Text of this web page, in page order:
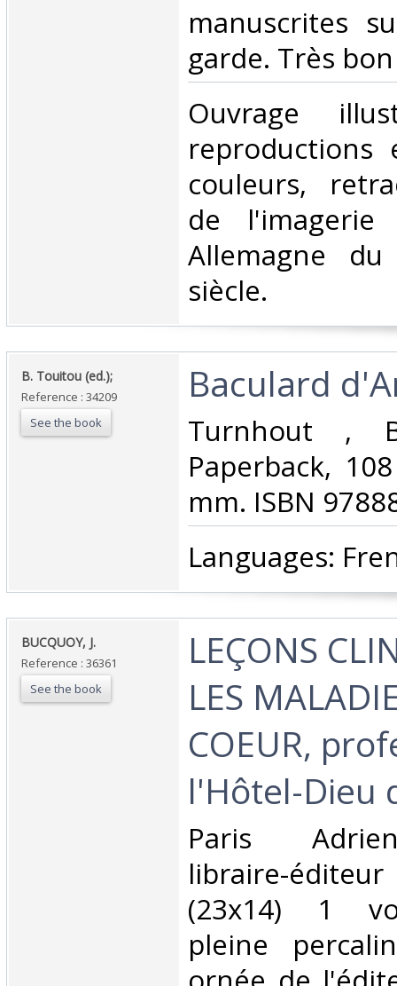
manuscrites
garde. Très
‎Ouvrage
couleurs,
de
Allemagne
siècle. ‎
‎B. Touitou (ed.);‎
Reference : 34209
See the book
‎Baculard
‎Turnhout ,
Paperback,
mm. ISBN
‎Languages:
‎BUCQUOY, J. ‎
Reference : 36361
See the book
‎LEÇONS
LES
COEUR,
l'Hôtel-Dieu
‎Paris
libraire-
(23x14) 1
pleine